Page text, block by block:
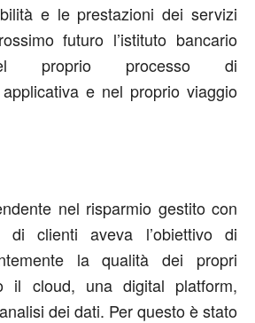
e le prestazioni dei servizi
futuro l’istituto bancario
proprio processo di
e nel proprio viaggio
nel risparmio gestito con
clienti aveva l’obiettivo di
la qualità dei propri
il cloud, una digital platform,
dei dati. Per questo è stato